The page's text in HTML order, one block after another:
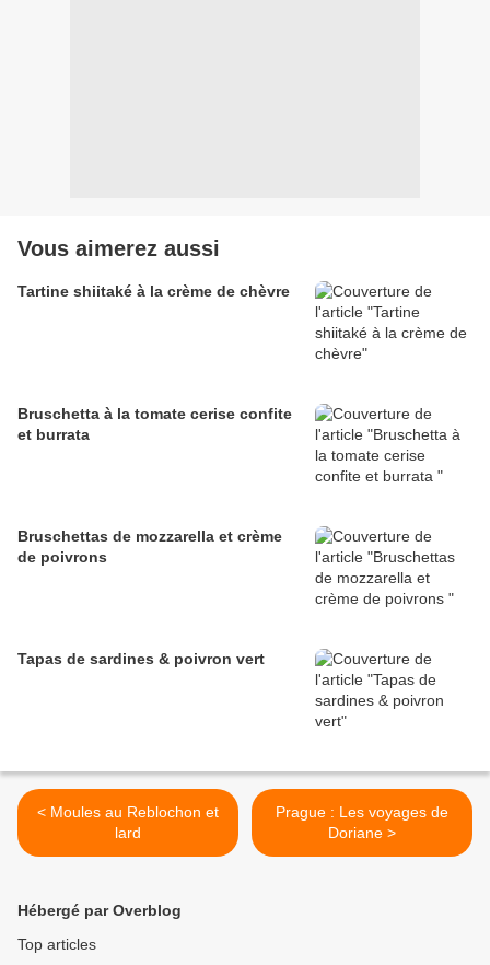
Vous aimerez aussi
Tartine shiitaké à la crème de chèvre
Bruschetta à la tomate cerise confite
et burrata
Bruschettas de mozzarella et crème
de poivrons
Tapas de sardines & poivron vert
< Moules au Reblochon et
lard
Prague : Les voyages de
Doriane >
Hébergé par Overblog
Top articles